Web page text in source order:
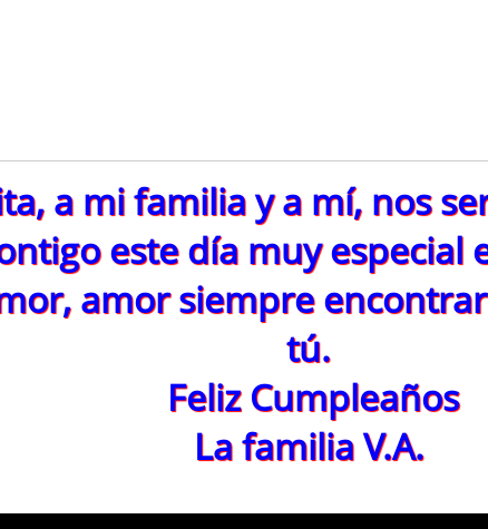
a mi familia y a mí, nos
este día muy especial
amor siempre
tú.
Feliz Cumpleaños
La familia V.A.